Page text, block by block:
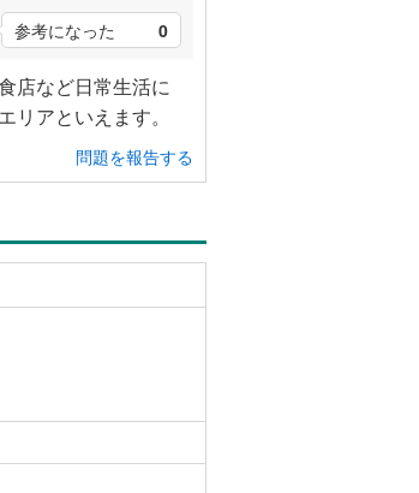
参考になった 0
店など日常生活に
アといえます。
問題を報告する